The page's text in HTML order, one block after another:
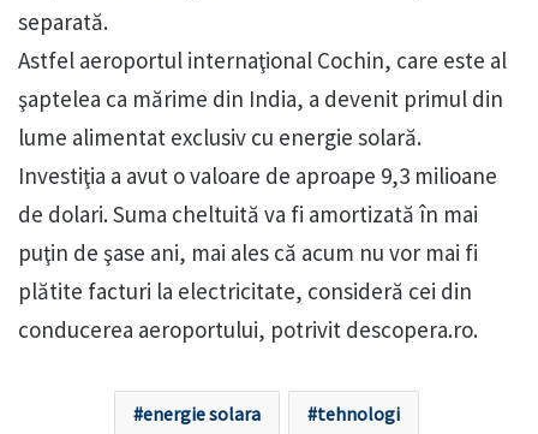
separată.
Astfel aeroportul internaţional Cochin, care este al
şaptelea ca mărime din India, a devenit primul din
lume alimentat exclusiv cu energie solară.
Investiţia a avut o valoare de aproape 9,3 milioane
de dolari. Suma cheltuită va fi amortizată în mai
puţin de şase ani, mai ales că acum nu vor mai fi
plătite facturi la electricitate, consideră cei din
conducerea aeroportului, potrivit descopera.ro.
energie solara tehnologi